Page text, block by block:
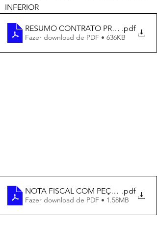
INFERIOR
RESUMO CONTRATO PREFEITURA
.pdf
Fazer download de PDF • 636KB
NOTA FISCAL COM PEÇAS .pdf
Fazer download de PDF • 1.58MB